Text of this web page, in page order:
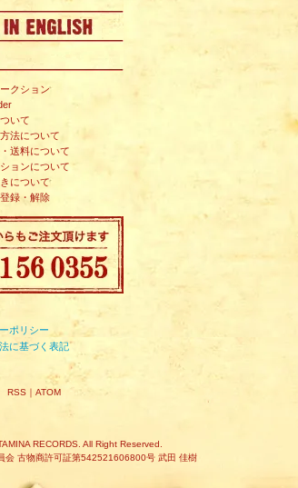
クション
いて
法について
送料について
ョンについて
について
録・解除
ポリシー
に基づく表記
RSS ｜ ATOM
RECORDS. All Right Reserved.
会 古物商許可証第542521606800号 武田 佳樹